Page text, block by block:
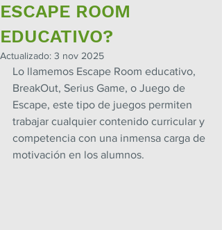
ESCAPE ROOM
EDUCATIVO?
Actualizado: 3 nov 2025
Lo llamemos Escape Room educativo,
BreakOut, Serius Game, o Juego de
Escape, este tipo de juegos permiten
trabajar cualquier contenido curricular y
competencia con una inmensa carga de
motivación en los alumnos.